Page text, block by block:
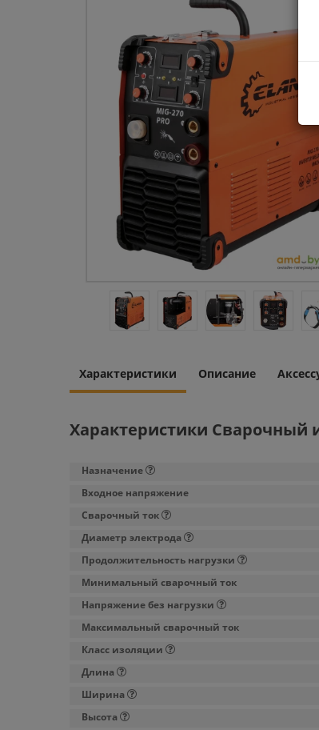
Характеристики Описание
Характеристики Сварочный
Назначение
Входное напряжение
Сварочный ток
Диаметр электрода
Продолжительность нагрузки
Минимальный сварочный ток
Напряжение без нагрузки
Максимальный сварочный ток
Класс изоляции
Длина
Ширина
Высота